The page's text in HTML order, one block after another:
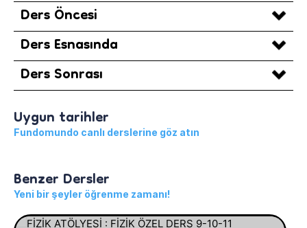
Ders Öncesi
Ders Esnasında
Ders Sonrası
Uygun tarihler
Fundomundo canlı derslerine göz atın
Benzer Dersler
Yeni bir şeyler öğrenme zamanı!